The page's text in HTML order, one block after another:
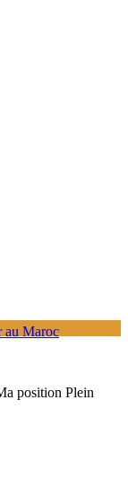
au Maroc
position Plein